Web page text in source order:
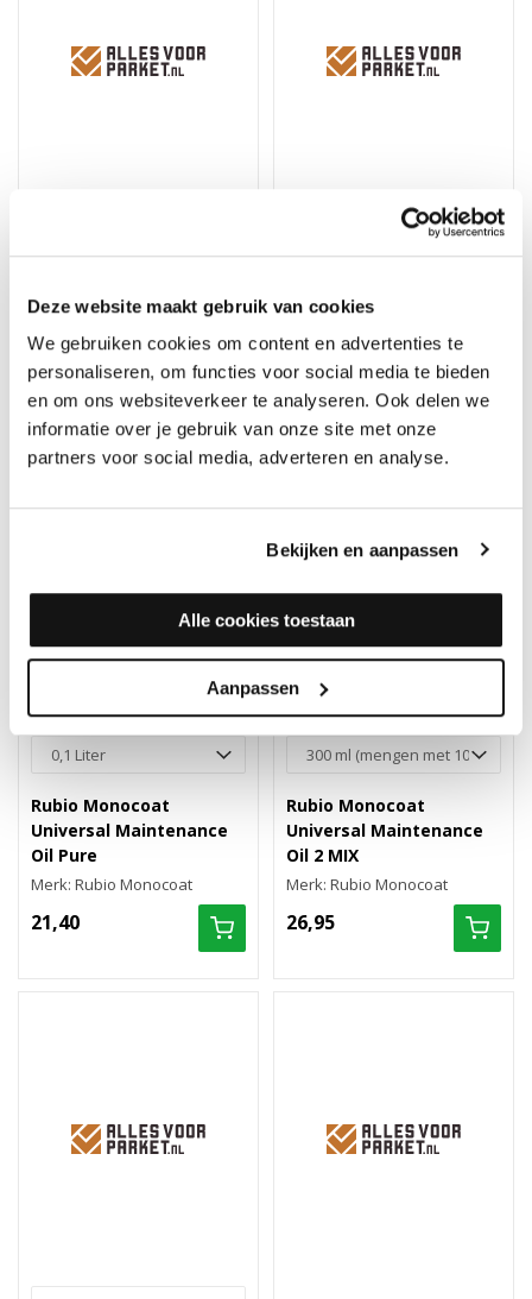
Deze website maakt gebruik van cookies
We gebruiken cookies om content en advertenties te
personaliseren, om functies voor social media te bieden
en om ons websiteverkeer te analyseren. Ook delen we
informatie over je gebruik van onze site met onze
partners voor social media, adverteren en analyse.
Bekijken en aanpassen
Alle cookies toestaan
Aanpassen
Wit
Merk: Woca
4,95
Naturel
Merk: Woca
84,95
Rubio Monocoat
Universal Maintenance
Oil Pure
Merk: Rubio Monocoat
21,40
Rubio Monocoat
Universal Maintenance
Oil 2 MIX
Merk: Rubio Monocoat
26,95